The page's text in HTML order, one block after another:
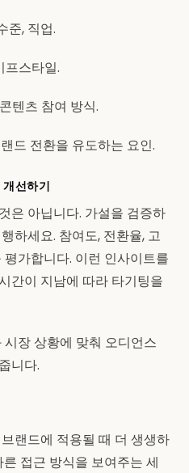
준, 직업.
프스타일.
텐츠 참여 방식.
드 전환을 유도하는 요인.
선하기
은 아닙니다. 가설을 검증하
하세요. 참여도, 전환율, 고
가합니다. 이런 인사이트를
간이 지남에 따라 타기팅을
장 상황에 맞춰 오디언스
니다.
랜드에 적용될 때 더 생생하
접근 방식을 보여주는 세